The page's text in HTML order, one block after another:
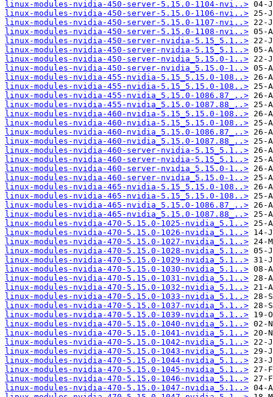
linux-modules-nvidia-450-server-5.15.0-1104-nvi..>
linux-modules-nvidia-450-server-5.15.0-1106-nvi..>
linux-modules-nvidia-450-server-5.15.0-1107-nvi..>
linux-modules-nvidia-450-server-5.15.0-1108-nvi..>
linux-modules-nvidia-450-server-nvidia-5.15_5.1..>
linux-modules-nvidia-450-server-nvidia-5.15_5.1..>
linux-modules-nvidia-450-server-nvidia_5.15.0-1..>
linux-modules-nvidia-450-server-nvidia_5.15.0-1..>
linux-modules-nvidia-455-nvidia-5.15_5.15.0-108..>
linux-modules-nvidia-455-nvidia-5.15_5.15.0-108..>
linux-modules-nvidia-455-nvidia_5.15.0-1086.87_..>
linux-modules-nvidia-455-nvidia_5.15.0-1087.88_..>
linux-modules-nvidia-460-nvidia-5.15_5.15.0-108..>
linux-modules-nvidia-460-nvidia-5.15_5.15.0-108..>
linux-modules-nvidia-460-nvidia_5.15.0-1086.87_..>
linux-modules-nvidia-460-nvidia_5.15.0-1087.88_..>
linux-modules-nvidia-460-server-nvidia-5.15_5.1..>
linux-modules-nvidia-460-server-nvidia-5.15_5.1..>
linux-modules-nvidia-460-server-nvidia_5.15.0-1..>
linux-modules-nvidia-460-server-nvidia_5.15.0-1..>
linux-modules-nvidia-465-nvidia-5.15_5.15.0-108..>
linux-modules-nvidia-465-nvidia-5.15_5.15.0-108..>
linux-modules-nvidia-465-nvidia_5.15.0-1086.87_..>
linux-modules-nvidia-465-nvidia_5.15.0-1087.88_..>
linux-modules-nvidia-470-5.15.0-1025-nvidia_5.1..>
linux-modules-nvidia-470-5.15.0-1026-nvidia_5.1..>
linux-modules-nvidia-470-5.15.0-1027-nvidia_5.1..>
linux-modules-nvidia-470-5.15.0-1028-nvidia_5.1..>
linux-modules-nvidia-470-5.15.0-1029-nvidia_5.1..>
linux-modules-nvidia-470-5.15.0-1030-nvidia_5.1..>
linux-modules-nvidia-470-5.15.0-1031-nvidia_5.1..>
linux-modules-nvidia-470-5.15.0-1032-nvidia_5.1..>
linux-modules-nvidia-470-5.15.0-1033-nvidia_5.1..>
linux-modules-nvidia-470-5.15.0-1037-nvidia_5.1..>
linux-modules-nvidia-470-5.15.0-1039-nvidia_5.1..>
linux-modules-nvidia-470-5.15.0-1040-nvidia_5.1..>
linux-modules-nvidia-470-5.15.0-1041-nvidia_5.1..>
linux-modules-nvidia-470-5.15.0-1042-nvidia_5.1..>
linux-modules-nvidia-470-5.15.0-1043-nvidia_5.1..>
linux-modules-nvidia-470-5.15.0-1044-nvidia_5.1..>
linux-modules-nvidia-470-5.15.0-1045-nvidia_5.1..>
linux-modules-nvidia-470-5.15.0-1046-nvidia_5.1..>
linux-modules-nvidia-470-5.15.0-1047-nvidia_5.1..>